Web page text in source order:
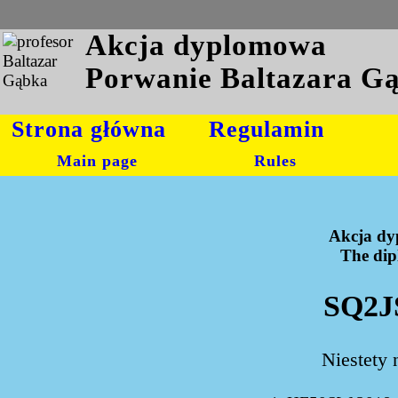
Akcja dyplomowa
Porwanie Baltazara
Strona główna
Main page
Regulamin
Rules
Akcja
The
Niestety